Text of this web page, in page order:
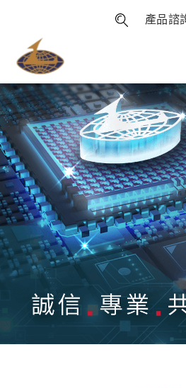
產品諮